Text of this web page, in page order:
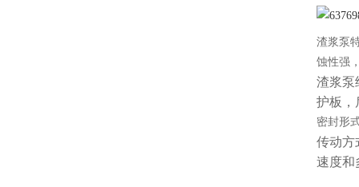
渣浆泵
蚀性强
渣浆泵
护板，
密封形
传动方
速度和